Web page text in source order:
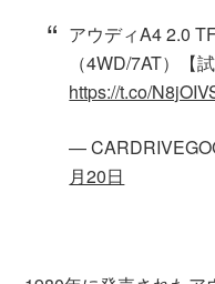
アウディA4 2.0
（4WD/7AT）【
https://t.co/
—
月20日